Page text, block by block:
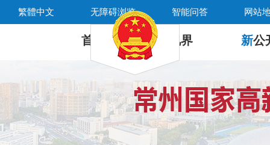
繁體中文 无障碍浏览 智能问答 网站
首 页 新 视界 新公